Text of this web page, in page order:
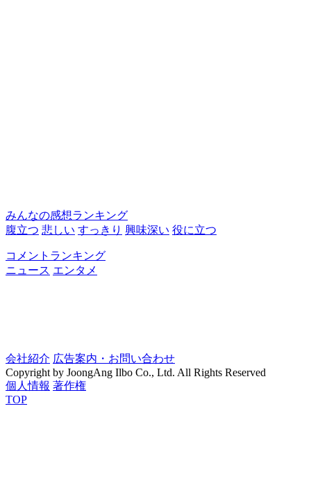
みんなの感想ランキング
腹立つ 悲しい すっきり 興味深い 役に立つ
コメントランキング
ニュース エンタメ
会社紹介 広告案内・お問い合わせ
Copyright by JoongAng Ilbo Co., Ltd. All Rights Reserved
個人情報 著作権
TOP